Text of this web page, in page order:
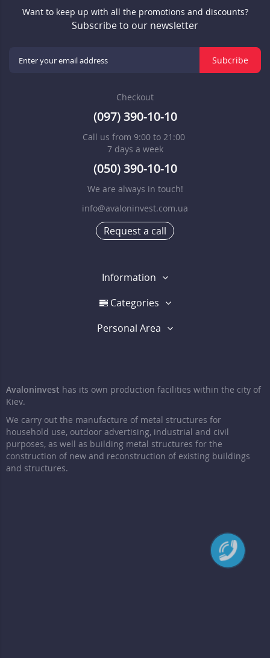
Want to keep up with all the promotions and discounts?
Subscribe to our newsletter
Subcribe
Checkout
(097) 390-10-10
Call us from 9:00 to 21:00
7 days a week
(050) 390-10-10
We are always in touch!
info@avaloninvest.com.ua
Request a call
Information
Categories
Personal Area
Avaloninvest has its own production facilities within the city of
Kiev.
We carry out the manufacture of metal structures for
household use, outdoor advertising, industrial and civil
purposes, as well as building metal structures for the
construction of new and reconstruction of existing buildings
and structures.